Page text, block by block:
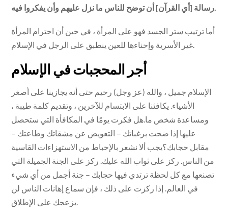
رسالة [أي القرآن] أن توضح للناس ما نزل عليهم وأن يفكروا فيه.
أما ترتيب ستر الجسد فهو على المرأة ، في حين أن احترام المرأة
غير الأسرية وإحناءها للعين ينطبق على الرجل في الإسلام.
أجر المحجبات في الإسلام
الإسلام جميل ، والله (عز وجل) رحيم حتى أنه يجازينا على أصغر
الأشياء. يكافئنا على الابتسام للآخرين ، وتقديم كلمة طيبة ،
ومساعدة شخص ما.هل فكرت يومًا في المكافأة التي ستحصل
عليها إذا ضحت برغباتك – التعويض عن مشقاتك وطاعتك –
مقابل حجابك؟يجب ألا نشعر بالإحباط من الاستهزاءات القاسية
من الناس. ركز على ثواب الله عليك. ركز على الجنة الجميلة التي
تصنعها مع كل لحظة ترتدي فيها حجابك – جنة أجمل من أي شيء
في العالم. إذا ركزت على ذلك ، فإن سماع إهانات الناس لن
يزعجك على الإطلاق.